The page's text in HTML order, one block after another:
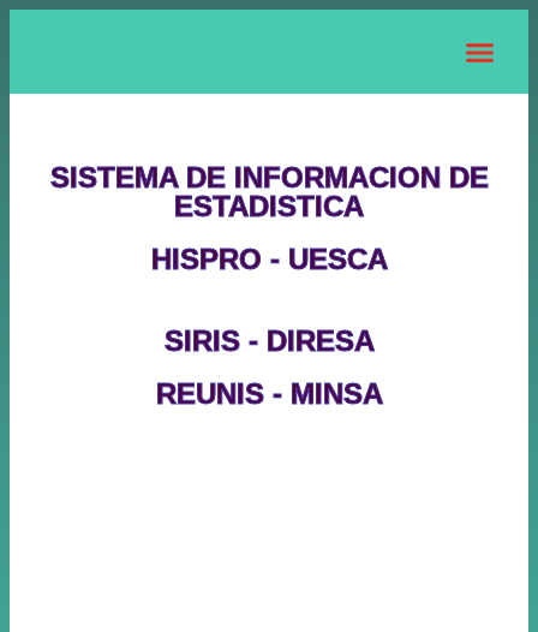
SISTEMA DE INFORMACION DE
ESTADISTICA
HISPRO - UESCA
SIRIS - DIRESA
REUNIS - MINSA